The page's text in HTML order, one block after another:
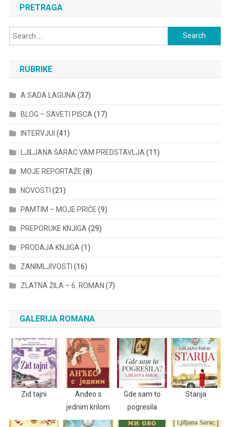
PRETRAGA
Search
for:
RUBRIKE
A SADA LAGUNA (37)
BLOG – SAVETI PISCA (17)
INTERVJUI (41)
LJILJANA ŠARAC VAM PREDSTAVLJA (11)
MOJE REPORTAŽE (8)
NOVOSTI (21)
PAMTIM – MOJE PRIČE (9)
PREPORUKE KNJIGA (29)
PRODAJA KNJIGA (1)
ZANIMLJIVOSTI (16)
ZLATNA ŽILA – 6. ROMAN (7)
GALERIJA ROMANA
Zid tajni
Anđeo s
jednim krilom
Gde sam to
pogresila
Starija